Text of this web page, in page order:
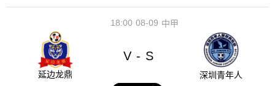
08-09
18:00 中甲
延边龙鼎
V - S
深圳青年人